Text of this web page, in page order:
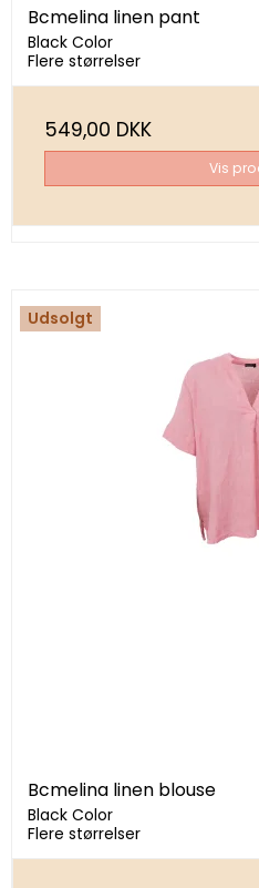
Bcmelina linen pant
Black Color
Flere størrelser
549,00 DKK
Vis
Udsolgt
Bcmelina linen blouse
Black Color
Flere størrelser